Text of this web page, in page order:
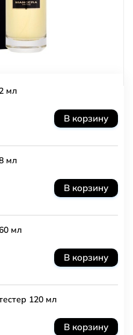
мл
В корзину
мл
В корзину
мл
В корзину
120 мл
В корзину